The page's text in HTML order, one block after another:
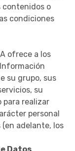
contenidos o
condiciones
ofrece a los
su grupo, sus
su
para realizar
personal
(en adelante, los